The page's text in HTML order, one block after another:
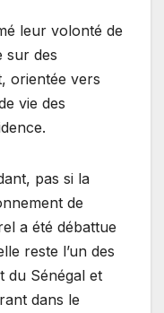
leur volonté de
sur des
orientée vers
vie des
pas si la
de
a été débattue
reste l’un des
du Sénégal et
dans le